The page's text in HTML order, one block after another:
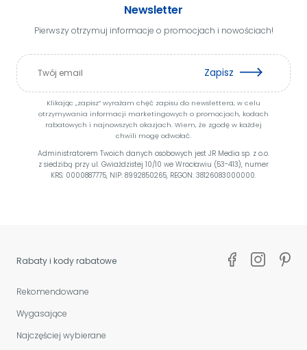
Newsletter
Pierwszy otrzymuj informacje o promocjach i nowościach!
Zapisz
Klikając „zapisz” wyrażam chęć zapisu do newslettera, w celu
otrzymywania informacji marketingowych o promocjach, kodach
rabatowych i najnowszych okazjach. Wiem, że zgodę w każdej
chwili mogę odwołać.
Administratorem Twoich danych osobowych jest JR Media sp. z o.o.
z siedzibą przy ul. Gwiaździstej 10/10 we Wrocławiu (53-413), numer
KRS: 0000887775, NIP: 8992850265, REGON: 38126083000000.
Rabaty i kody rabatowe
Rekomendowane
Wygasające
Najczęściej wybierane